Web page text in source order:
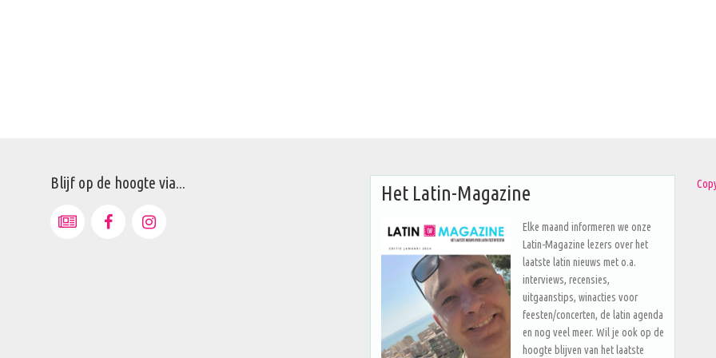
Blijf op de hoogte via... Het Latin-Magazine
Elke maand informeren we onze
Latin-Magazine lezers over het
laatste latin nieuws met o.a.
interviews, recensies,
uitgaanstips, winacties voor
feesten/concerten, de latin agenda
en nog veel meer. Wil je ook op de
hoogte blijven van het laatste